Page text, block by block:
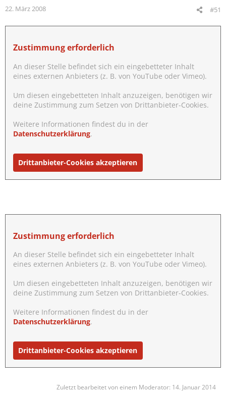
n
22. März 2008 #51
Zustimmung erforderlich
An dieser Stelle befindet sich ein eingebetteter Inhalt
eines externen Anbieters (z. B. von YouTube oder Vimeo).
Um diesen eingebetteten Inhalt anzuzeigen, benötigen wir
deine Zustimmung zum Setzen von Drittanbieter-Cookies.
Weitere Informationen findest du in der
Datenschutzerklärung.
Drittanbieter-Cookies akzeptieren
Zustimmung erforderlich
An dieser Stelle befindet sich ein eingebetteter Inhalt
eines externen Anbieters (z. B. von YouTube oder Vimeo).
Um diesen eingebetteten Inhalt anzuzeigen, benötigen wir
deine Zustimmung zum Setzen von Drittanbieter-Cookies.
Weitere Informationen findest du in der
Datenschutzerklärung.
Drittanbieter-Cookies akzeptieren
Zuletzt bearbeitet von einem Moderator: 14. Januar 2014